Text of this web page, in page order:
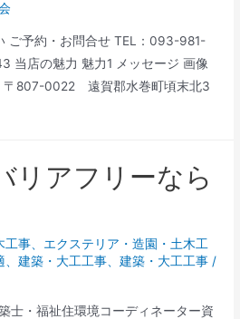
ご予約・お問合せ TEL：093-981-
当店の魅力 魅力1 メッセージ 画像
〒807-0022 遠賀郡水巻町頃末北3
リアフリーなら
工事
エクステリア・造園・土木工
、建築・大工工事 、建築・大工工事 /
士・福祉住環境コーディネーター資